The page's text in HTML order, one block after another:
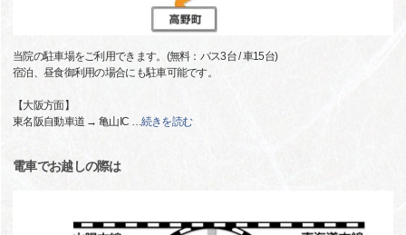
当院の駐車場をご利用できます。(無料：バス3台 / 車15台)
宿泊、昼食御利用の場合にも駐車可能です。
【大阪方面】
東名阪自動車道 → 亀山IC …続きを読む
電車でお越しの際は